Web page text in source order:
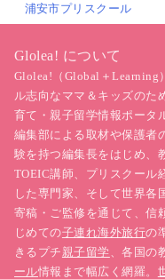
浦安市プリスクール
Glolea! について
Glolea!（Global＋Learning
ル志向なママ＆キッズのた
育て・親子留学情報ポータ
編集部による取材や保護者
験を持つ編集長をはじめ、
TOEIC講師、プリスクール
した専門家、そして世界各
寄稿・ご監修を通じて、信
じめての子連れ海外旅行の
きるプチ 親子留学 、各国
ール情報まで幅広く網羅。